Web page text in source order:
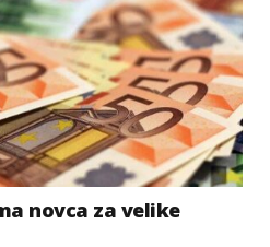
novca za velike